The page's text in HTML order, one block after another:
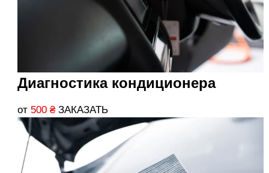
Диагностика кондиционера
от 500 ₴ ЗАКАЗАТЬ